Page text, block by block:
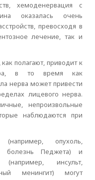
хемоденервация с
оказалась очень
превосходя в
лечение, так и
полагают, приводит к
в то время как
нерва может привести
лицевого нерва.
непроизвольные
наблюдаются при
(например, опухоль,
болезнь Педжета) и
(например, инсульт,
менингит) могут